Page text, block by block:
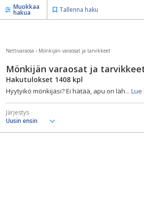
Muokkaa
hakua Tallenna haku
Nettivaraosa › Mönkijän varaosat ja tarvikkeet
Mönkijän varaosat ja
Hakutulokset 1408 kpl
Hyytyikö mönkijäsi? Ei hätää, apu on läh...
Järjestys